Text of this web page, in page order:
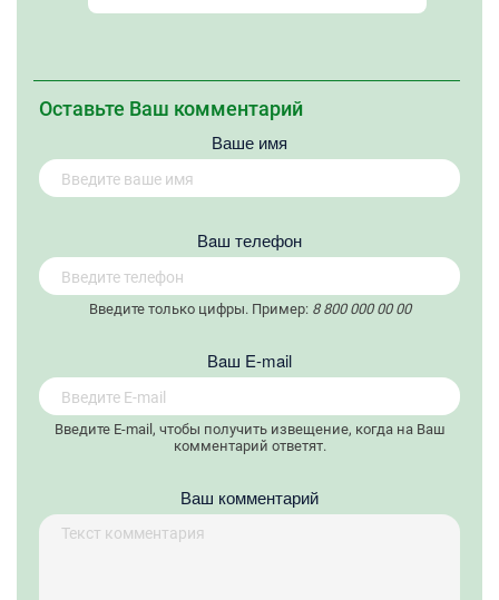
Оставьте Ваш комментарий
Ваше имя
Вaш телефон
Введите только цифры. Пример: 8 800 000 00 00
Вaш E-mail
Введите E-mail, чтобы получить извещение, когда на Ваш
комментарий ответят.
Ваш комментарий